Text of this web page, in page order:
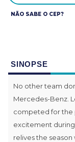
NÃO SABE O CEP?
SINOPSE
No other team
Mercedes-Benz.
competed for the
excitement
relives the